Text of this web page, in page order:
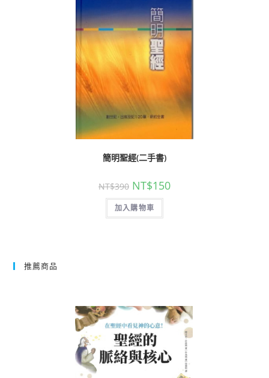
簡明聖經(二手書)
NT$390 NT$150
加入購物車
推薦商品